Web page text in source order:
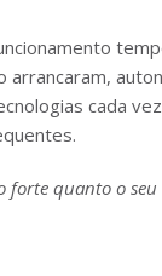
cada
forte quanto o